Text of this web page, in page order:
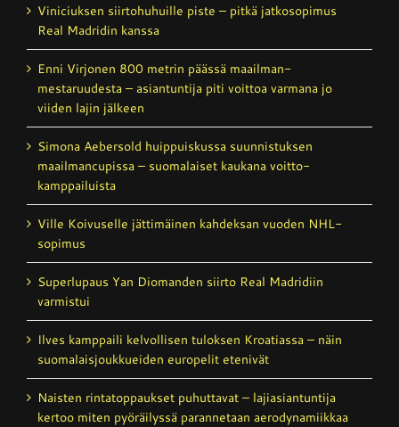
Viniciuksen siirtohuhuille piste – pitkä jatkosopimus
Real Madridin kanssa
Enni Virjonen 800 metrin päässä maailman­
mestaruudesta – asiantuntija piti voittoa varmana jo
viiden lajin jälkeen
Simona Aebersold huippuiskussa suunnistuksen
maailmancupissa – suomalaiset kaukana voitto­
kamppailuista
Ville Koivuselle jättimäinen kahdeksan vuoden NHL-
sopimus
Superlupaus Yan Diomanden siirto Real Madridiin
varmistui
Ilves kamppaili kelvollisen tuloksen Kroatiassa – näin
suomalaisjoukkueiden europelit etenivät
Naisten rintatoppaukset puhuttavat – laji­asiantuntija
kertoo miten pyöräilyssä parannetaan aerodynamiikkaa